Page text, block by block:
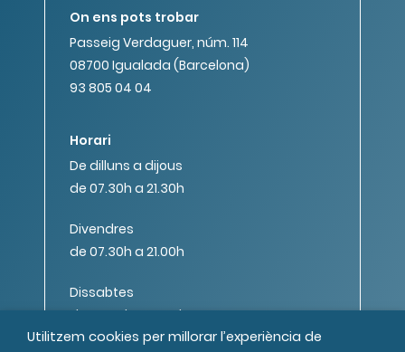
On ens pots trobar
Passeig Verdaguer, núm. 114
08700 Igualada (Barcelona)
93 805 04 04
Horari
De dilluns a dijous
de 07.30h a 21.30h
Divendres
de 07.30h a 21.00h
Dissabtes
de 08.00h a 14.00h
Utilitzem cookies per millorar l’experiència de